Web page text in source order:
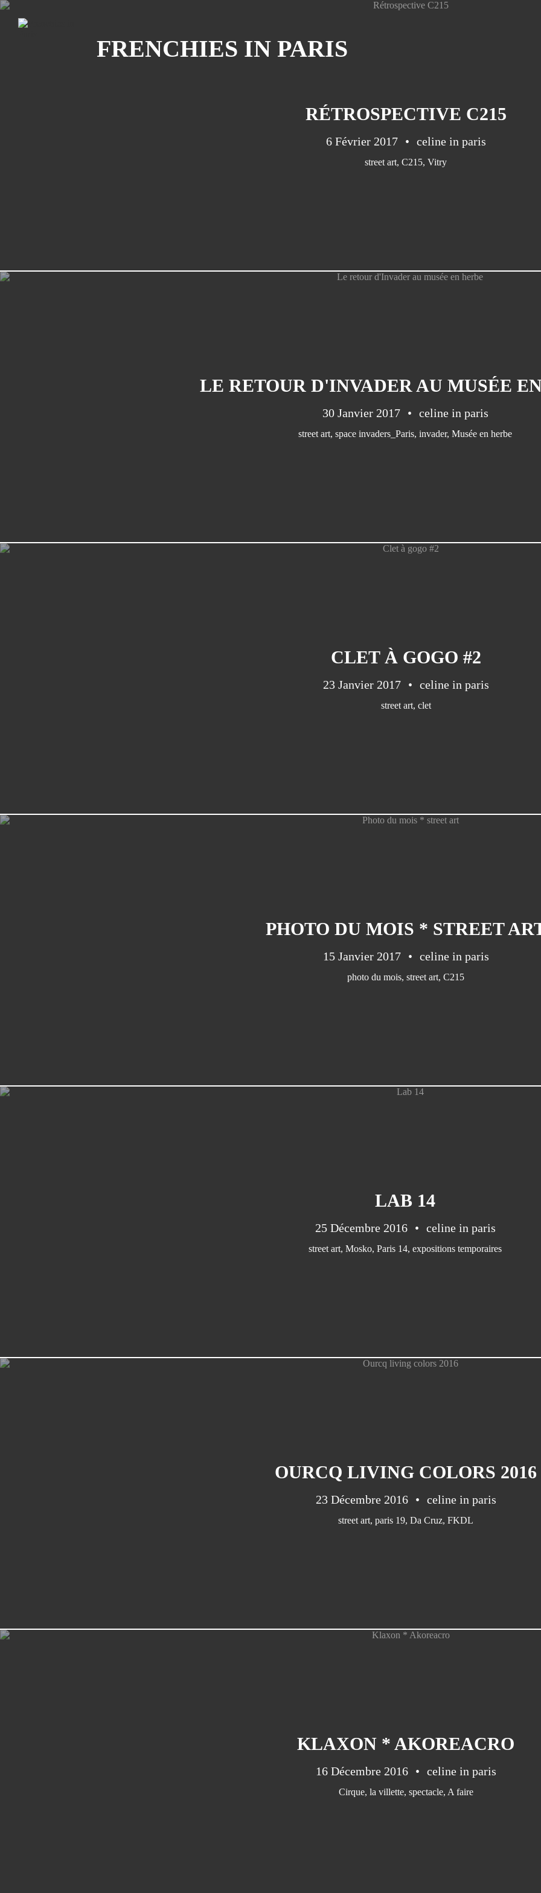
FRENCHIES IN PARIS
RÉTROSPECTIVE C215
6 Février 2017 celine in paris
street art, C215, Vitry
LE RETOUR D'INVADER AU MUSÉE
30 Janvier 2017 celine in paris
street art, space invaders_Paris, invader, Musée en herbe
CLET À GOGO #2
23 Janvier 2017 celine in paris
street art, clet
PHOTO DU MOIS * STREET
15 Janvier 2017 celine in paris
photo du mois, street art, C215
LAB 14
25 Décembre 2016 celine in paris
street art, Mosko, Paris 14, expositions temporaires
OURCQ LIVING COLORS 2016
23 Décembre 2016 celine in paris
street art, paris 19, Da Cruz, FKDL
KLAXON * AKOREACRO
16 Décembre 2016 celine in paris
Cirque, la villette, spectacle, A faire